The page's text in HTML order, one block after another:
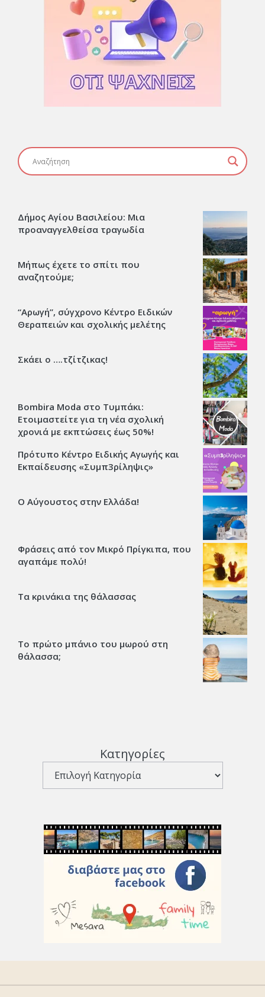
Δήμος Αγίου Βασιλείου: Μια
προαναγγελθείσα τραγωδία
Μήπως έχετε το σπίτι που
αναζητούμε;
“Αρωγή”, σύγχρονο Κέντρο Ειδικών
Θεραπειών και σχολικής μελέτης
Σκάει ο ….τζίτζικας!
Bombira Moda στο Τυμπάκι:
Ετοιμαστείτε για τη νέα σχολική
χρονιά με εκπτώσεις έως 50%!
Πρότυπο Κέντρο Ειδικής Αγωγής και
Εκπαίδευσης «Συμπ3ρίληψις»
Ο Αύγουστος στην Ελλάδα!
Φράσεις από τον Μικρό Πρίγκιπα, που
αγαπάμε πολύ!
Τα κρινάκια της θάλασσας
Το πρώτο μπάνιο του μωρού στη
θάλασσα;
Κατηγορίες